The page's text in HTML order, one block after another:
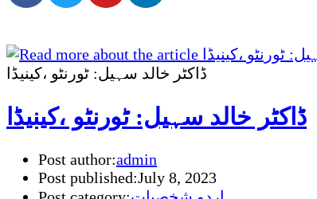
ڈاکٹر خالد سہیل: ٹورنٹو ،کینیڈا
ڈاکٹر خالد سہیل: ٹورنٹو ،کینیڈا
Post author:admin
Post published:July 8, 2023